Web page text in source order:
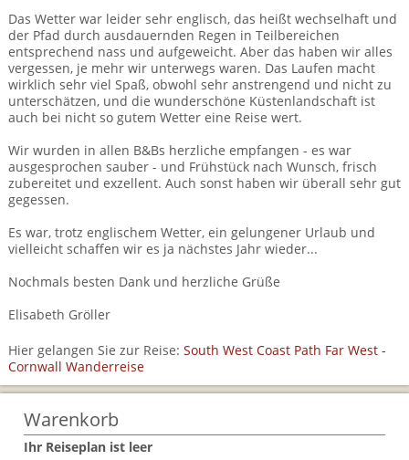
Minibustouren
Reisen durch England und Wales per Minibus
Reisen durch Schottland per Minibus
Wandern in Wales
Whiskyreisen Schottland
Großbritannien - Facts & Figures
Großbritannien Urlaub mit Hund
Gutscheine - verschenken Sie eine Reise mit BTCo
Individuelle Familienreisen in Großbritannien
Links
Mietwagen & Verkehr
Reiseunterlagen
Reiseversicherung
Unterkünfte
Zimmer
Das Wetter war leider sehr englisch, das heißt wechselhaft und
der Pfad durch ausdauernden Regen in Teilbereichen
entsprechend nass und aufgeweicht. Aber das haben wir alles
vergessen, je mehr wir unterwegs waren. Das Laufen macht
wirklich sehr viel Spaß, obwohl sehr anstrengend und nicht zu
unterschätzen, und die wunderschöne Küstenlandschaft ist
auch bei nicht so gutem Wetter eine Reise wert.
Wir wurden in allen B&Bs herzliche empfangen - es war
ausgesprochen sauber - und Frühstück nach Wunsch, frisch
zubereitet und exzellent. Auch sonst haben wir überall sehr gut
gegessen.
Es war, trotz englischem Wetter, ein gelungener Urlaub und
vielleicht schaffen wir es ja nächstes Jahr wieder...
Nochmals besten Dank und herzliche Grüße
Elisabeth Gröller
Hier gelangen Sie zur Reise: South West Coast Path Far West -
Cornwall Wanderreise
Warenkorb
Ihr Reiseplan ist leer